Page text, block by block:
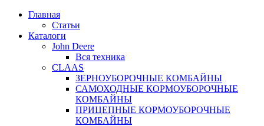
Главная
Статьи
Каталоги
John Deere
Вся техника
CLAAS
ЗЕРНОУБОРОЧНЫЕ КОМБАЙНЫ
САМОХОДНЫЕ КОРМОУБОРОЧНЫЕ
КОМБАЙНЫ
ПРИЦЕПНЫЕ КОРМОУБОРОЧНЫЕ
КОМБАЙНЫ